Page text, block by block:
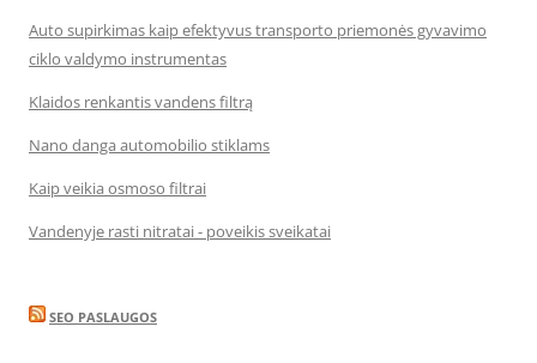
Auto supirkimas kaip efektyvus transporto priemonės gyvavimo
ciklo valdymo instrumentas
Klaidos renkantis vandens filtrą
Nano danga automobilio stiklams
Kaip veikia osmoso filtrai
Vandenyje rasti nitratai - poveikis sveikatai
SEO PASLAUGOS